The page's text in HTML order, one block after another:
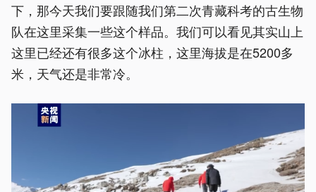
下，那今天我们要跟随我们第二次青藏科考的古生物
队在这里采集一些这个样品。我们可以看见其实山上
这里已经还有很多这个冰柱，这里海拔是在5200多
米，天气还是非常冷。